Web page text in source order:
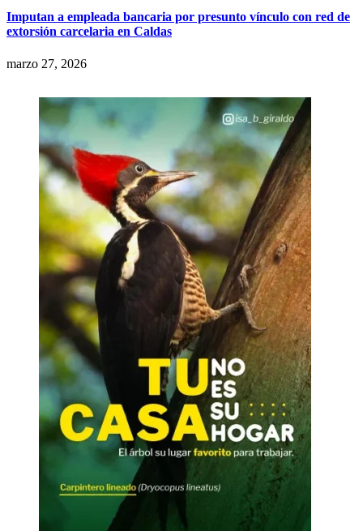
Imputan a empleada bancaria por presunto vínculo con red de
extorsión carcelaria en Caldas
marzo 27, 2026